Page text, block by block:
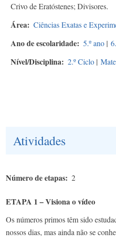
Crivo de Eratóstenes; Divisores.
Área Ciências Exatas e
Ano de escolaridade 5.º ano |
Nível/Disciplina 2.º Ciclo |
Atividades
Número de etapas 2
ETAPA 1 – Visiona o vídeo
Os números primos têm sido
nossos dias, mas ainda não se